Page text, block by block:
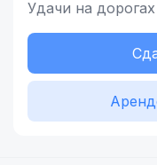
Удачи на дорогах